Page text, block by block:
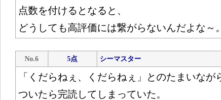
点数を付けるとなると、
どうしても高評価には繋がらないんだよな～
No.6 5点 シーマスター
「くだらねぇ、くだらねぇ」とのたまいな
ついたら完読してしまっていた。